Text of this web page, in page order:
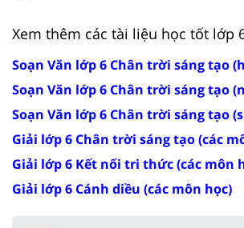
Xem thêm các tài liệu học tốt lớp
Soạn Văn lớp 6 Chân trời sáng tạo
Soạn Văn lớp 6 Chân trời sáng tạo
Soạn Văn lớp 6 Chân trời sáng tạo
Giải lớp 6 Chân trời sáng tạo (các
Giải lớp 6 Kết nối tri thức (các môn
Giải lớp 6 Cánh diều (các môn học)